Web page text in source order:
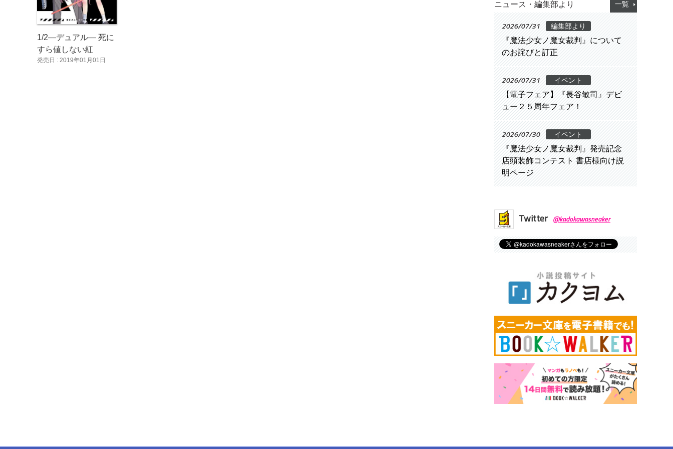
1/2―デュアル― 死に
すら値しない紅
発売日 : 2019年01月01日
ニュース・編集部より 一覧
2026/07/31 編集部より
『魔法少女ノ魔女裁判』について
のお詫びと訂正
2026/07/31 イベント
【電子フェア】『長谷敏司』デビ
ュー２５周年フェア！
2026/07/30 イベント
『魔法少女ノ魔女裁判』発売記念
店頭装飾コンテスト 書店様向け説
明ページ
Twitter @kadokawasneaker